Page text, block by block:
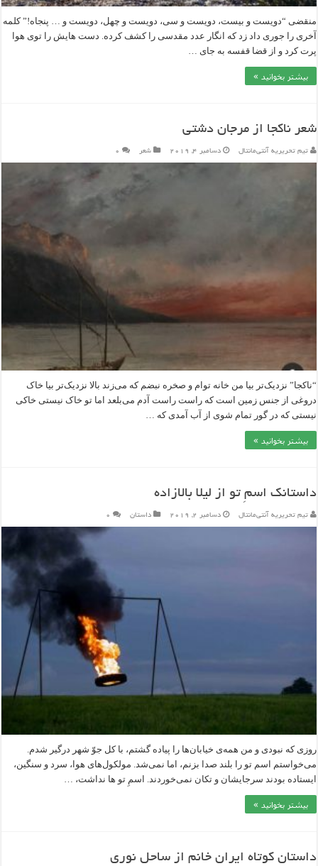
منقضی “دویست و بیست، دویست و سی، دویست و چهل، دویست و … پنجاه!” کلمه
آخری را جوری داد زد که انگار عدد مقدسی را کشف کرده. دست هایش را توی هوا
پرت کرد و از قضا قفسه به جای …
بیشتر بخوانید »
شعر ناکجا از مرجان دشتی
تیم تحریریه آنتی‌مانتال دسامبر 4, 2019 شعر ۰
“ناکجا” نزدیک‌تر بیا من خانه توام و صخره نبضم که می‌زند بالا نزدیک‌تر بیا خاک
دروغی از جنس‌ زمین است که راست راست آدم می‌بلعد اما تو خاک نیستی خاکی
نیستی که در گور تمام شوی از آب آمدی که …
بیشتر بخوانید »
داستانک اسمِ تو از لیلا بالازاده
تیم تحریریه آنتی‌مانتال دسامبر 2, 2019 داستان ۰
روزی که نبودی و من همه‌ی خیابان‌ها را پیاده گشتم، با کل جوّ شهر درگیر شدم.
می‌خواستم اسم تو را بلند صدا بزنم، اما نمی‌شد. مولکول‌های هوا، سرد و سنگین،
ایستاده بودند سرجایشان و تکان نمی‌خوردند. اسمِ تو ها نداشت، …
بیشتر بخوانید »
داستان کوتاه ایران خانم از ساحل نوری